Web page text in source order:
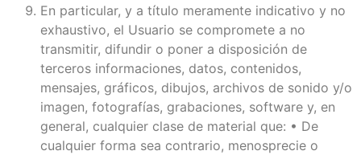
En particular, y a título meramente indicativo y no
exhaustivo, el Usuario se compromete a no
transmitir, difundir o poner a disposición de
terceros informaciones, datos, contenidos,
mensajes, gráficos, dibujos, archivos de sonido y/o
imagen, fotografías, grabaciones, software y, en
general, cualquier clase de material que: • De
cualquier forma sea contrario, menosprecie o